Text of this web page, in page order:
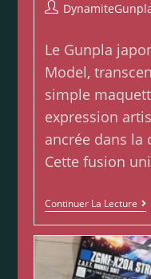
Le Gunpla
Model,
simple
expression
ancrée dans la
Cette fusion
Continuer La Lecture